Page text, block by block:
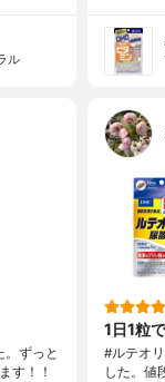
ル
ずっと
す！！
1日1粒
#ルテオ
した。値